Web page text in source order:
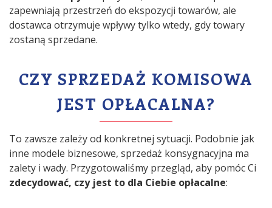
zapewniają przestrzeń do ekspozycji towarów, ale
dostawca otrzymuje wpływy tylko wtedy, gdy towary
zostaną sprzedane.
CZY SPRZEDAŻ KOMISOWA
JEST OPŁACALNA?
To zawsze zależy od konkretnej sytuacji. Podobnie jak
inne modele biznesowe, sprzedaż konsygnacyjna ma
zalety i wady. Przygotowaliśmy przegląd, aby pomóc Ci
zdecydować, czy jest to dla Ciebie opłacalne: